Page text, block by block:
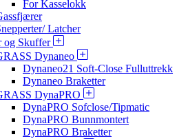
For Kasselokk
Latcher
og Skuffer
Dynaneo
Dynaneo21 Soft-Close Fulluttrekk
Dynaneo Braketter
DynaPRO
DynaPRO Sofclose/Tipmatic
DynaPRO Bunnmontert
DynaPRO Braketter